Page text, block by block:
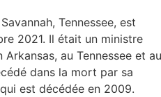
Tennessee, est
2021. Il était un ministre
au Tennessee et au
dans la mort par sa
est décédée en 2009.